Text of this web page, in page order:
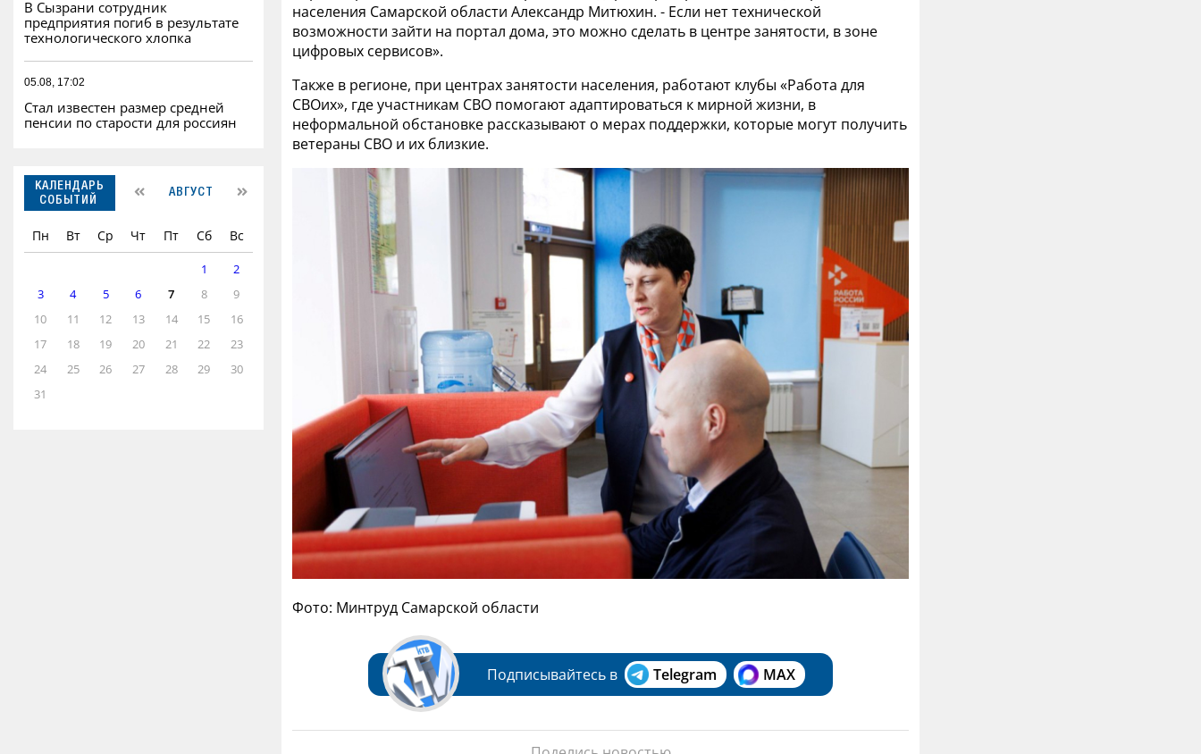
В Сызрани сотрудник
предприятия погиб в результате
технологического хлопка
05.08, 17:02
Стал известен размер средней
пенсии по старости для россиян
КАЛЕНДАРЬ
СОБЫТИЙ
АВГУСТ
Пн Вт Ср Чт Пт Сб Вс
1
2
3
4 5 6 7 8
9
10
11 12 13 14 15
16
17
18 19 20 21 22
23
24
25 26 27 28 29
30
31
населения Самарской области Александр Митюхин. - Если нет технической
возможности зайти на портал дома, это можно сделать в центре занятости, в зоне
цифровых сервисов».
Также в регионе, при центрах занятости населения, работают клубы «Работа для
СВОих», где участникам СВО помогают адаптироваться к мирной жизни, в
неформальной обстановке рассказывают о мерах поддержки, которые могут получить
ветераны СВО и их близкие.
Фото: Минтруд Самарской области
Подписывайтесь в Telegram MAX